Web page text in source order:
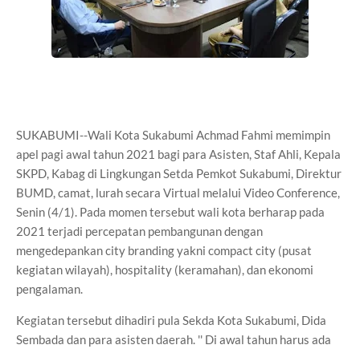
SUKABUMI--Wali Kota Sukabumi Achmad Fahmi memimpin
apel pagi awal tahun 2021 bagi para Asisten, Staf Ahli, Kepala
SKPD, Kabag di Lingkungan Setda Pemkot Sukabumi, Direktur
BUMD, camat, lurah secara Virtual melalui Video Conference,
Senin (4/1). Pada momen tersebut wali kota berharap pada
2021 terjadi percepatan pembangunan dengan
mengedepankan city branding yakni compact city (pusat
kegiatan wilayah), hospitality (keramahan), dan ekonomi
pengalaman.
Kegiatan tersebut dihadiri pula Sekda Kota Sukabumi, Dida
Sembada dan para asisten daerah. '' Di awal tahun harus ada